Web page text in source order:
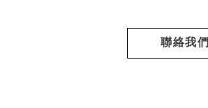
聯絡我們